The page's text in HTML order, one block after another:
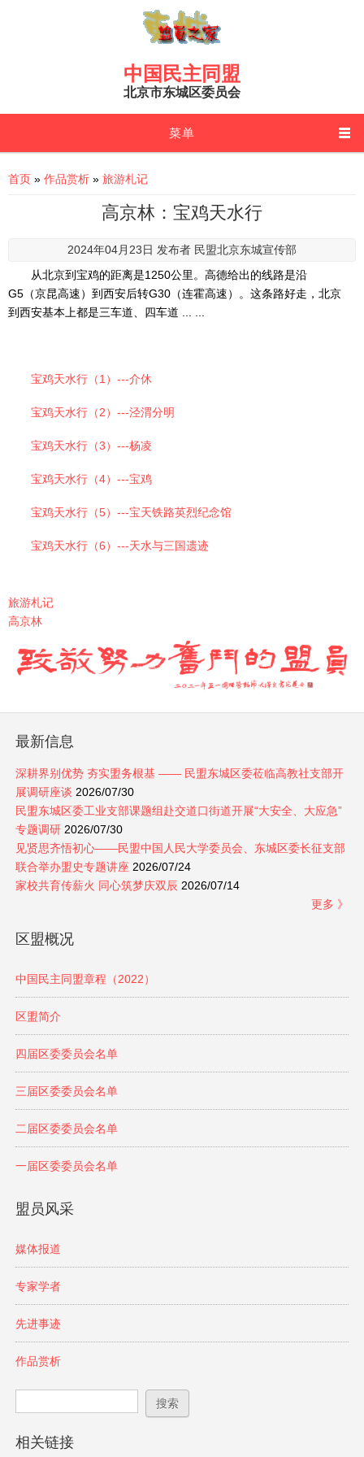
中国民主同盟
北京市东城区委员会
菜单
You are here
首页 » 作品赏析 » 旅游札记
高京林：宝鸡天水行
2024年04月23日 发布者 民盟北京东城宣传部
从北京到宝鸡的距离是1250公里。高德给出的线路是沿
G5（京昆高速）到西安后转G30（连霍高速）。这条路好走，北京
到西安基本上都是三车道、四车道 ... ...
宝鸡天水行（1）---介休
宝鸡天水行（2）---泾渭分明
宝鸡天水行（3）---杨凌
宝鸡天水行（4）---宝鸡
宝鸡天水行（5）---宝天铁路英烈纪念馆
宝鸡天水行（6）---天水与三国遗迹
旅游札记
高京林
最新信息
深耕界别优势 夯实盟务根基 —— 民盟东城区委莅临高教社支部开
展调研座谈 2026/07/30
民盟东城区委工业支部课题组赴交道口街道开展“大安全、大应急”
专题调研2026/07/30
见贤思齐悟初心——民盟中国人民大学委员会、东城区委长征支部
联合举办盟史专题讲座 2026/07/24
家校共育传薪火 同心筑梦庆双辰 2026/07/14
更多 》
区盟概况
中国民主同盟章程（2022）
区盟简介
四届区委委员会名单
三届区委委员会名单
二届区委委员会名单
一届区委委员会名单
盟员风采
媒体报道
专家学者
先进事迹
作品赏析
搜索表单
搜索
相关链接